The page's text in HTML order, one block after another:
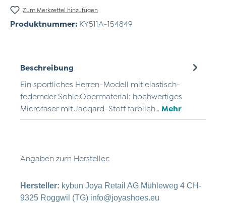
Zum Merkzettel hinzufügen
Produktnummer: KY511A-154849
Beschreibung
Ein sportliches Herren-Modell mit elastisch-
federnder Sohle.Obermaterial: hochwertiges
Microfaser mit Jacqard-Stoff farblich… Mehr
Angaben zum Hersteller:
Hersteller: kybun Joya Retail AG Mühleweg 4 CH-
9325 Roggwil (TG) info@joyashoes.eu